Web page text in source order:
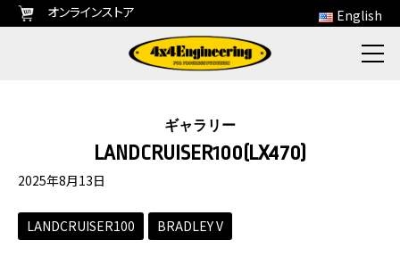
オンラインストア English
ギャラリー
LANDCRUISER100(LX470)
2025年8月13日
LANDCRUISER100 BRADLEY V